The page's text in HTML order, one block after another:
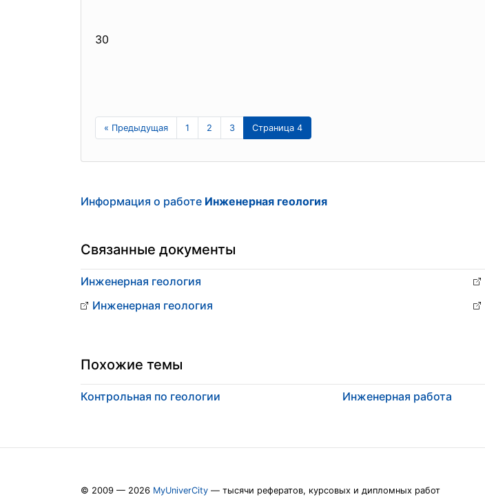
30
« Предыдущая 1 2 3 Страница 4
Информация о работе Инженерная геология
Связанные документы
Инженерная геология
Инженерная геология
Похожие темы
Контрольная по геологии Инженерная работа
© 2009 — 2026 MyUniverCity — тысячи рефератов, курсовых и дипломных работ